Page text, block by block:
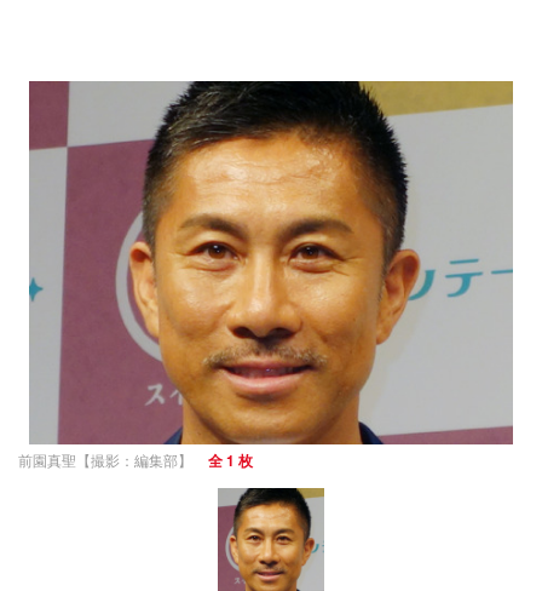
前園真聖【撮影：編集部】 全 1 枚